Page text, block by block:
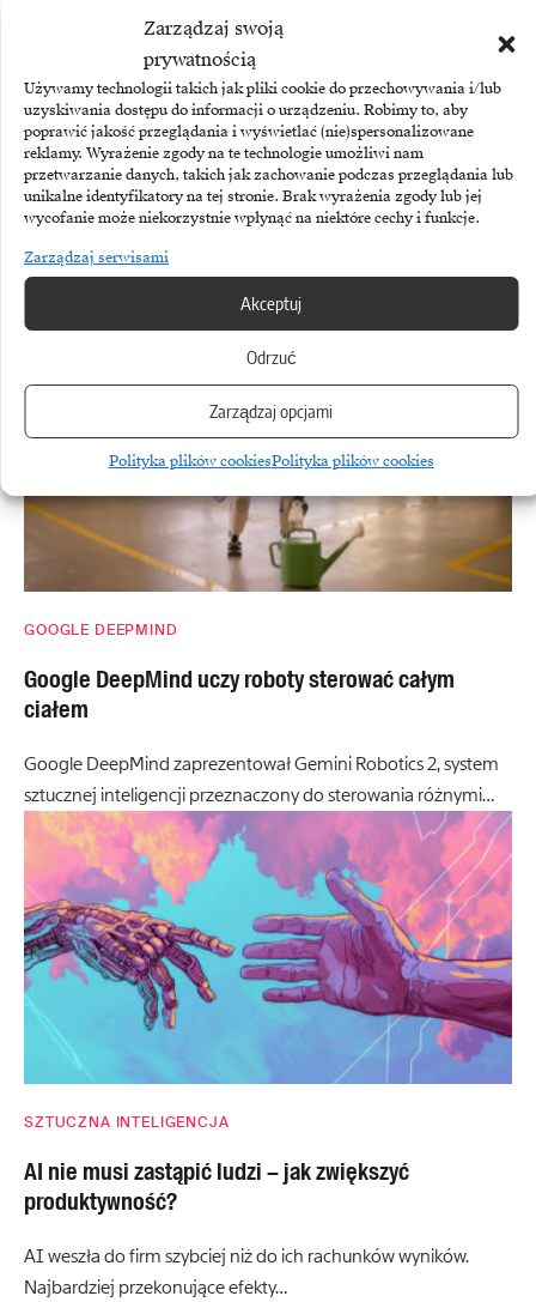
Zarządzaj swoją
prywatnością
Używamy technologii takich jak pliki cookie do przechowywania i/lub
uzyskiwania dostępu do informacji o urządzeniu. Robimy to, aby
poprawić jakość przeglądania i wyświetlać (nie)spersonalizowane
reklamy. Wyrażenie zgody na te technologie umożliwi nam
przetwarzanie danych, takich jak zachowanie podczas przeglądania lub
unikalne identyfikatory na tej stronie. Brak wyrażenia zgody lub jej
wycofanie może niekorzystnie wpłynąć na niektóre cechy i funkcje.
Zarządzaj serwisami
Akceptuj
Odrzuć
Zarządzaj opcjami
Polityka plików cookiesPolityka plików cookies
PALANTIR
Palantir zwiększa sprzedaż o 93 procent
Zobacz również
GOOGLE DEEPMIND
Google DeepMind uczy roboty sterować całym
ciałem
Google DeepMind zaprezentował Gemini Robotics 2, system
sztucznej inteligencji przeznaczony do sterowania różnymi…
SZTUCZNA INTELIGENCJA
AI nie musi zastąpić ludzi – jak zwiększyć
produktywność?
AI weszła do firm szybciej niż do ich rachunków wyników.
Najbardziej przekonujące efekty…